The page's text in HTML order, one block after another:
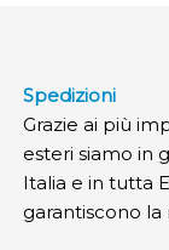
Spedizioni
Grazie ai più
esteri siamo in
Italia e in tutta
garantiscono